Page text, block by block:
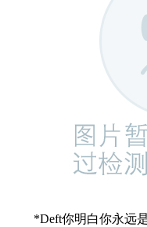
*Deft你明白你永远是